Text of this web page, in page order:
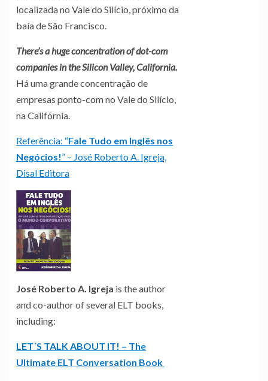
localizada no Vale do Silício, próximo da
baía de São Francisco.
There’s a huge concentration of dot-com
companies in the Silicon Valley, California.
Há uma grande concentração de
empresas ponto-com no Vale do Silício,
na Califórnia.
Referência: “Fale Tudo em Inglês nos
Negócios!” – José Roberto A. Igreja,
Disal Editora
José Roberto A. Igreja is the author
and co-author of several ELT books,
including:
LET´S TALK ABOUT IT! – The
Ultimate ELT Conversation Book